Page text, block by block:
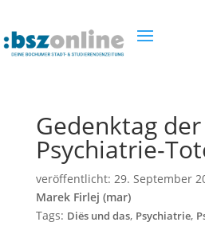
Gedenktag der
Psychiatrie-
veröffentlicht: 29. September
Marek Firlej (mar)
Tags: Diës und das, Psychiatrie,